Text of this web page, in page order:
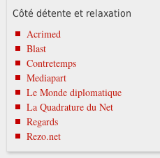
Côté détente et relaxation
Acrimed
Blast
Contretemps
Mediapart
Le Monde diplomatique
La Quadrature du Net
Regards
Rezo.net